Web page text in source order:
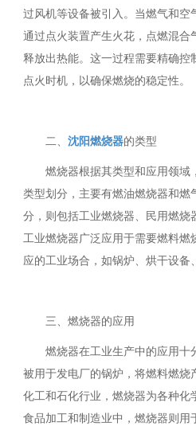
过风机等设备被引入。当燃气和空
通过点火装置产生火花，点燃混合
释放出热能。这一过程需要精确控
点火时机，以确保燃烧的稳定性。
二、沈阳燃烧器的类型
燃烧器根据其类型和应用领
类型划分，主要有燃油燃烧器和燃
分，则包括工业燃烧器、民用燃烧
工业燃烧器广泛应用于需要燃料燃
应的工业场合，如锅炉、烘干设备
三、燃烧器的应用
燃烧器在工业生产中的应用十
被用于发电厂的锅炉，将燃料燃
化工和石化行业，燃烧器为各种
食品加工和制造业中，燃烧器则用